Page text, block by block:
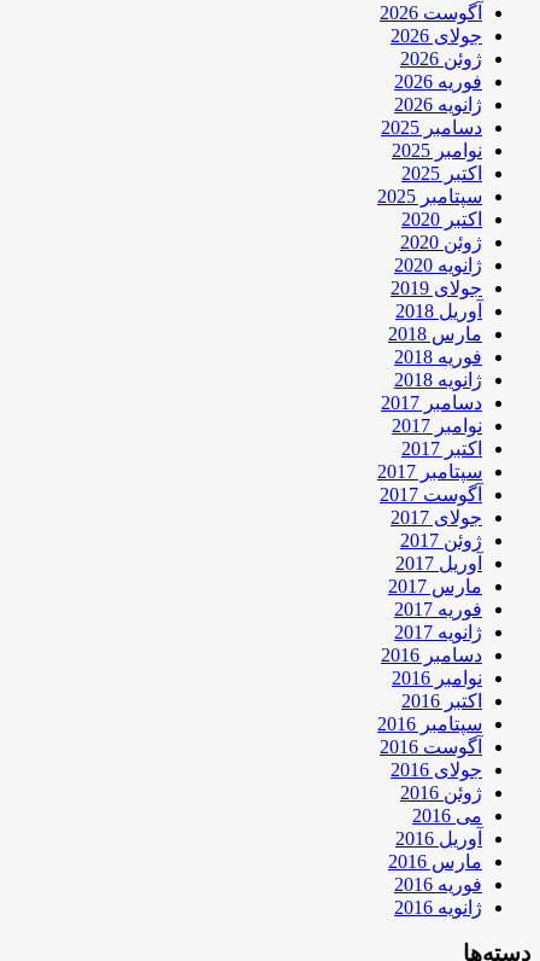
آگوست 2026
جولای 2026
ژوئن 2026
فوریه 2026
ژانویه 2026
دسامبر 2025
نوامبر 2025
اکتبر 2025
سپتامبر 2025
اکتبر 2020
ژوئن 2020
ژانویه 2020
جولای 2019
آوریل 2018
مارس 2018
فوریه 2018
ژانویه 2018
دسامبر 2017
نوامبر 2017
اکتبر 2017
سپتامبر 2017
آگوست 2017
جولای 2017
ژوئن 2017
آوریل 2017
مارس 2017
فوریه 2017
ژانویه 2017
دسامبر 2016
نوامبر 2016
اکتبر 2016
سپتامبر 2016
آگوست 2016
جولای 2016
ژوئن 2016
می 2016
آوریل 2016
مارس 2016
فوریه 2016
ژانویه 2016
دسته‌ها